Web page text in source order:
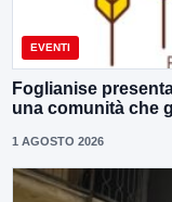
EVENTI
Foglianise
una comunità che
1 AGOSTO 2026